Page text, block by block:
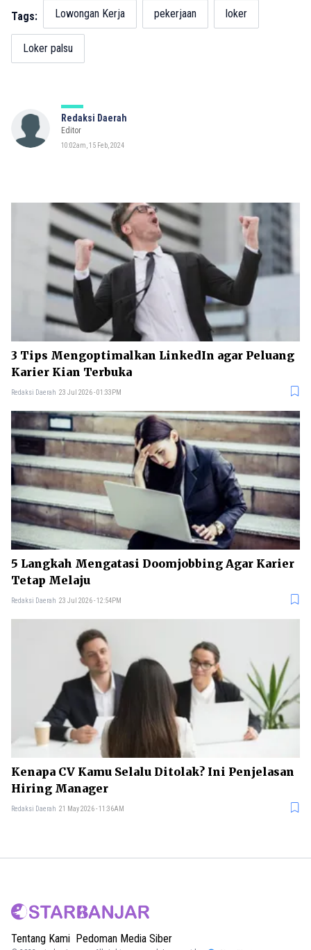
Tags: Lowongan Kerja pekerjaan loker
Loker palsu
Redaksi Daerah
Editor
10:02am, 15 Feb, 2024
3 Tips Mengoptimalkan LinkedIn agar Peluang
Karier Kian Terbuka
Redaksi Daerah 23 Jul 2026 - 01:33PM
5 Langkah Mengatasi Doomjobbing Agar Karier
Tetap Melaju
Redaksi Daerah 23 Jul 2026 - 12:54PM
Kenapa CV Kamu Selalu Ditolak? Ini Penjelasan
Hiring Manager
Redaksi Daerah 21 May 2026 - 11:36AM
Tentang Kami Pedoman Media Siber